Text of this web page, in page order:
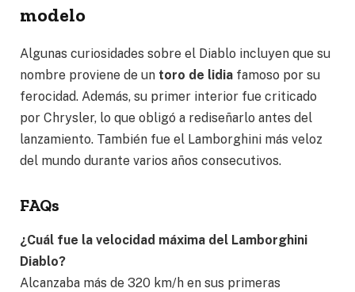
modelo
Algunas curiosidades sobre el Diablo incluyen que su
nombre proviene de un toro de lidia famoso por su
ferocidad. Además, su primer interior fue criticado
por Chrysler, lo que obligó a rediseñarlo antes del
lanzamiento. También fue el Lamborghini más veloz
del mundo durante varios años consecutivos.
FAQs
¿Cuál fue la velocidad máxima del Lamborghini
Diablo?
Alcanzaba más de 320 km/h en sus primeras